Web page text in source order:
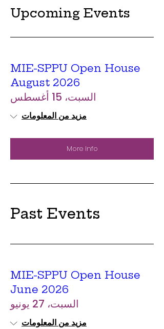
Upcoming Events
MIE-SPPU Open House
August 2026
السبت، 15 أغسطس
مزيد من المعلومات
More Info
Past Events
MIE-SPPU Open House
June 2026
السبت، 27 يونيو
مزيد من المعلومات